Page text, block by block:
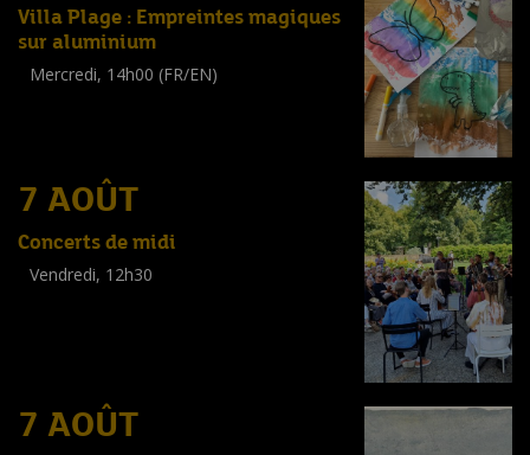
Villa Plage : Empreintes magiques
sur aluminium
Mercredi, 14h00 (FR/EN)
7 AOÛT
Concerts de midi
Vendredi, 12h30
7 AOÛT